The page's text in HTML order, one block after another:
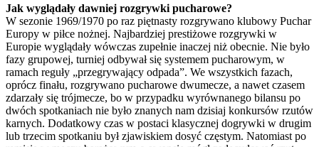
Jak wyglądały dawniej rozgrywki pucharowe?
W sezonie 1969/1970 po raz piętnasty rozgrywano klubowy Puchar
Europy w piłce nożnej. Najbardziej prestiżowe rozgrywki w
Europie wyglądały wówczas zupełnie inaczej niż obecnie. Nie było
fazy grupowej, turniej odbywał się systemem pucharowym, w
ramach reguły „przegrywający odpada”. We wszystkich fazach,
oprócz finału, rozgrywano pucharowe dwumecze, a nawet czasem
zdarzały się trójmecze, bo w przypadku wyrównanego bilansu po
dwóch spotkaniach nie było znanych nam dzisiaj konkursów rzutów
karnych. Dodatkowy czas w postaci klasycznej dogrywki w drugim
lub trzecim spotkaniu był zjawiskiem dosyć częstym. Natomiast po